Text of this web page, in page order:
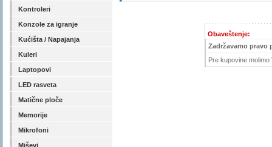
Kontroleri
Konzole za igranje
Kućišta / Napajanja
Kuleri
Laptopovi
LED rasveta
Matične ploče
Memorije
Mikrofoni
Miševi
Obaveštenje:
Zadržavamo pravo
Pre kupovine